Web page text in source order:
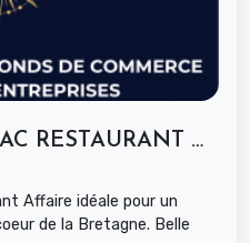
A VENDRE BAR TABAC RESTAURANT MURS ET...
Affaire idéale pour un
de la Bretagne. Belle